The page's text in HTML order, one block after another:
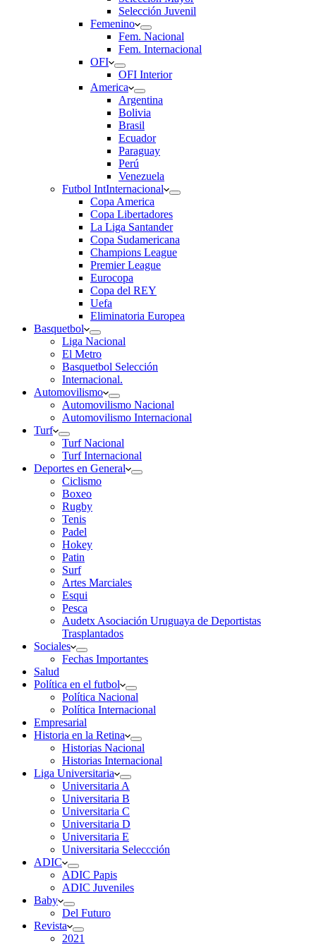
Selección Juvenil
Femenino
Fem. Nacional
Fem. Internacional
OFI
OFI Interior
America
Argentina
Bolivia
Brasil
Ecuador
Paraguay
Perú
Venezuela
Futbol IntInternacional
Copa America
Copa Libertadores
La Liga Santander
Copa Sudamericana
Champions League
Premier League
Eurocopa
Copa del REY
Uefa
Eliminatoria Europea
Basquetbol
Liga Nacional
El Metro
Basquetbol Selección
Internacional.
Automovilismo
Automovilismo Nacional
Automovilismo Internacional
Turf
Turf Nacional
Turf Internacional
Deportes en General
Ciclismo
Boxeo
Rugby
Tenis
Padel
Hokey
Patin
Surf
Artes Marciales
Esqui
Pesca
Audetx Asociación Uruguaya de Deportistas
Trasplantados
Sociales
Fechas Importantes
Salud
Política en el futbol
Política Nacional
Política Internacional
Empresarial
Historia en la Retina
Historias Nacional
Historias Internacional
Liga Universitaria
Universitaria A
Universitaria B
Universitaria C
Universitaria D
Universitaria E
Universitaria Seleccción
ADIC
ADIC Papis
ADIC Juveniles
Baby
Del Futuro
Revista
2021